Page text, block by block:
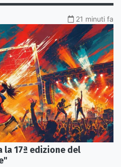
21 minuti fa
la 17ª edizione del